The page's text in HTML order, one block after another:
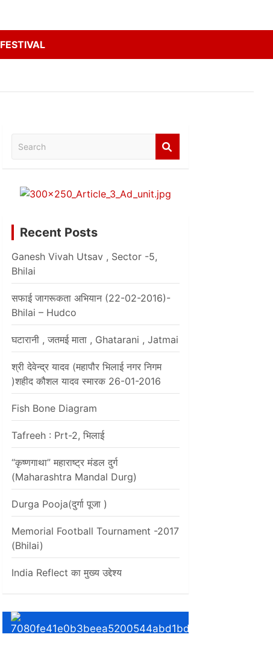
FESTIVAL
Search
Recent Posts
Ganesh Vivah Utsav , Sector -5,
Bhilai
सफाई जागरूकता अभियान (22-02-2016)-
Bhilai – Hudco
घटारानी , जतमई माता , Ghatarani , Jatmai
श्री देवेन्द्र यादव (महापौर भिलाई नगर निगम
)शहीद कौशल यादव स्मारक 26-01-2016
Fish Bone Diagram
Tafreeh : Prt-2, भिलाई
“कृष्णगाथा” महाराष्ट्र मंडल दुर्ग
(Maharashtra Mandal Durg)
Durga Pooja(दुर्गा पूजा )
Memorial Football Tournament -2017
(Bhilai)
India Reflect का मुख्य उद्देश्य